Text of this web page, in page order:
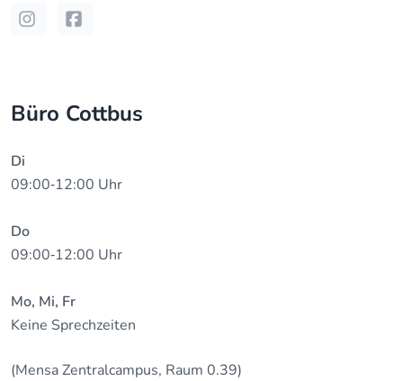
InstagramFacebook
Büro Cottbus
Di
09:00‐12:00 Uhr
Do
09:00‐12:00 Uhr
Mo, Mi, Fr
Keine Sprechzeiten
(Mensa Zentralcampus, Raum 0.39)